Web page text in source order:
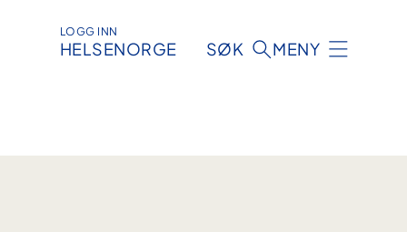
LOGG INN
HELSENORGE SØK MENY